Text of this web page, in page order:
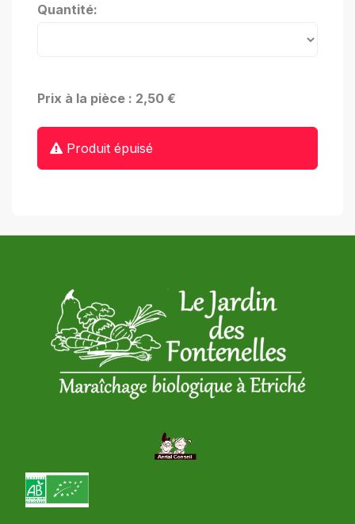
Quantité:
Prix à la pièce : 2,50 €
Produit épuisé